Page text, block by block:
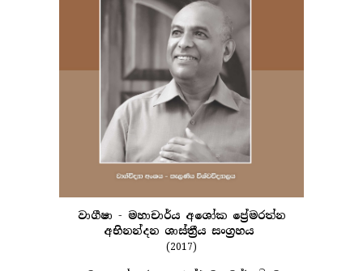
වාගීෂා - මහාචාර්ය අශෝක ප්‍රේමරත්න
අභිනන්දන ශාස්ත්‍රීය සංග්‍රහය
(2017)